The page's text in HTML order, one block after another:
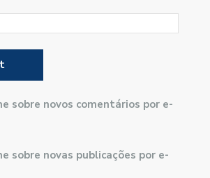
sobre novos comentários por e-
sobre novas publicações por e-